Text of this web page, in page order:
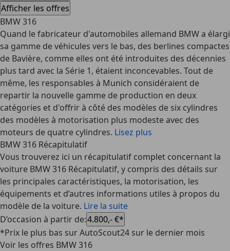
Afficher les offres
BMW 316
Quand le fabricateur d'automobiles allemand BMW a élargi
sa gamme de véhicules vers le bas, des berlines compactes
de Bavière, comme elles ont été introduites des décennies
plus tard avec la Série 1, étaient inconcevables. Tout de
même, les responsables à Munich considéraient de
repartir la nouvelle gamme de production en deux
catégories et d'offrir à côté des modèles de six cylindres
des modèles à motorisation plus modeste avec des
moteurs de quatre cylindres. Lisez plus
BMW 316 Récapitulatif
Vous trouverez ici un récapitulatif complet concernant la
voiture BMW 316 Récapitulatif, y compris des détails sur
les principales caractéristiques, la motorisation, les
équipements et d’autres informations utiles à propos du
modèle de la voiture. Lire la suite
D’occasion à partir de:4.800,- €*
*Prix le plus bas sur AutoScout24 sur le dernier mois
Voir les offres BMW 316